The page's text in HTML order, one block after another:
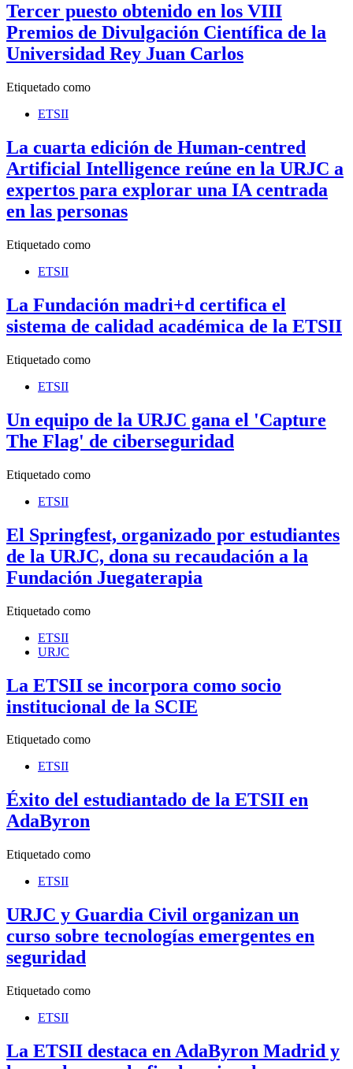
Tercer puesto obtenido en los VIII
Premios de Divulgación Científica de la
Universidad Rey Juan Carlos
Etiquetado como
ETSII
La cuarta edición de Human-centred
Artificial Intelligence reúne en la URJC a
expertos para explorar una IA centrada
en las personas
Etiquetado como
ETSII
La Fundación madri+d certifica el
sistema de calidad académica de la ETSII
Etiquetado como
ETSII
Un equipo de la URJC gana el 'Capture
The Flag' de ciberseguridad
Etiquetado como
ETSII
El Springfest, organizado por estudiantes
de la URJC, dona su recaudación a la
Fundación Juegaterapia
Etiquetado como
ETSII
URJC
La ETSII se incorpora como socio
institucional de la SCIE
Etiquetado como
ETSII
Éxito del estudiantado de la ETSII en
AdaByron
Etiquetado como
ETSII
URJC y Guardia Civil organizan un
curso sobre tecnologías emergentes en
seguridad
Etiquetado como
ETSII
La ETSII destaca en AdaByron Madrid y